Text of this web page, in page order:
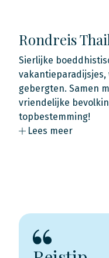
Rondreis
Sierlijke
gebergten. Samen
vriendelijke
topbestemming!
Lees meer